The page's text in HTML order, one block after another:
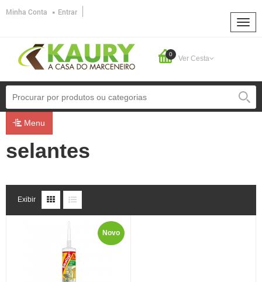
Minha Conta Entrar
0
Ver Cesta
Menu
selantes
Exibir
Novo